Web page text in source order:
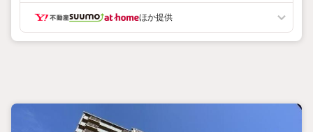
・リビングと和室が隣接しています。
・浴槽新調
・トイレ新調
ほか提供